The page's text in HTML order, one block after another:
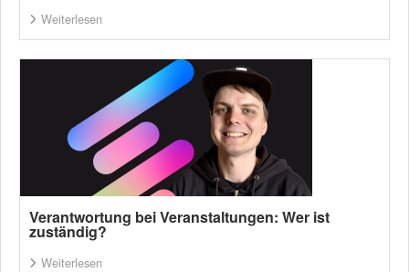
Weiterlesen
Verantwortung bei Veranstaltungen: Wer ist
zuständig?
Weiterlesen